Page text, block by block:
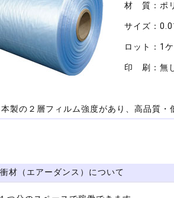
材 質：ポ
サイズ：
ロット：1
印 刷：無
製の２層フィルム強度があり、高品質・
材（エアーダンス）について